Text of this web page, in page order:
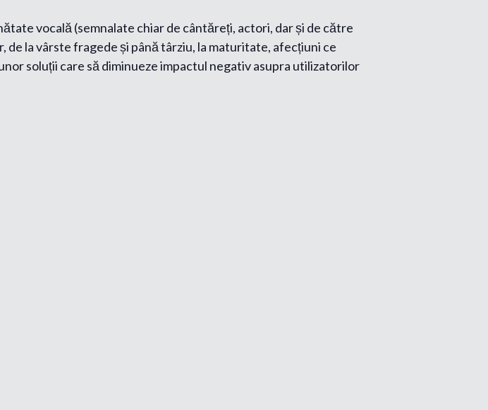
vocală (semnalate chiar de cântăreți, actori, dar și de către
la vârste fragede și până târziu, la maturitate, afecțiuni ce
soluții care să diminueze impactul negativ asupra utilizatorilor